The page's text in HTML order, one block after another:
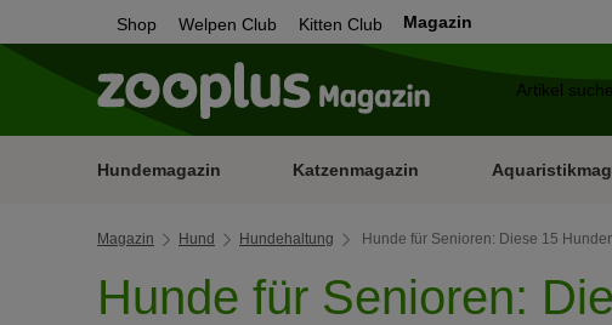
Shop Welpen Club Kitten Club Magazin
Hundemagazin Katzenmagazin
Magazin Hund Hundehaltung Hunde für Senioren: Diese 15
Hunde für Senioren: